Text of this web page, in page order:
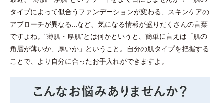
タイプによって似合うファンデーションが変わる、スキンケアの
アプローチが異なる…など、気になる情報が盛りだくさんの言葉
ですよね。“薄肌・厚肌”とは何かというと、簡単に言えば「肌の
角層が薄いか、厚いか」ということ。自分の肌タイプを把握する
ことで、より自分に合ったお手入れができますよ。